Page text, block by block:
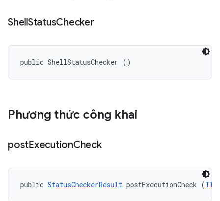
ShellStatusChecker
public ShellStatusChecker ()
Phương thức công khai
postExecutionCheck
public StatusCheckerResult postExecutionCheck (